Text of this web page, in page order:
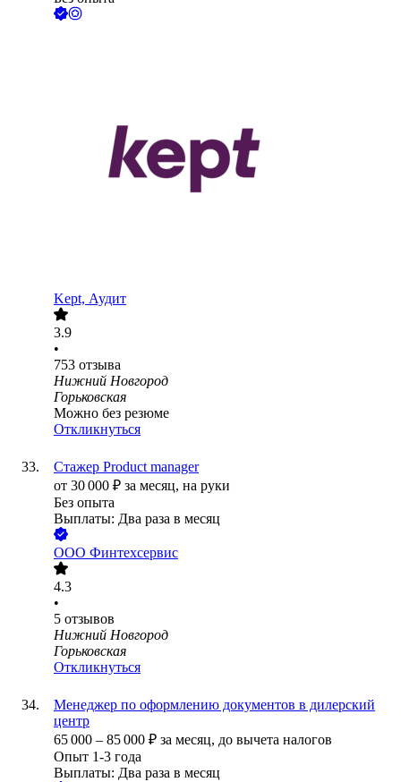
Kept, Аудит
3.9
•
753 отзыва
Нижний Новгород
Горьковская
Можно без резюме
Откликнуться
Стажер Product manager
от 30 000 ₽ за месяц, на руки
Без опыта
Выплаты: Два раза в месяц
ООО Финтехсервис
4.3
•
5 отзывов
Нижний Новгород
Горьковская
Откликнуться
Менеджер по оформлению документов в дилерский
центр
65 000 – 85 000 ₽ за месяц, до вычета налогов
Опыт 1-3 года
Выплаты: Два раза в месяц